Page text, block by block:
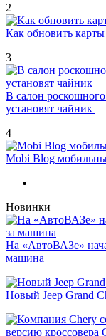
2
Как обновить карты
3
В салон
установят чайник
4
Mobi Blog
Новинки
На «АвтоВАЗе»
машина
Новый Jeep Grand